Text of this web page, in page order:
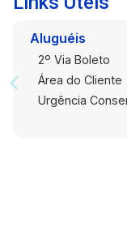
Aluguéis
2º Via Boleto
Área do Cliente
Urgência